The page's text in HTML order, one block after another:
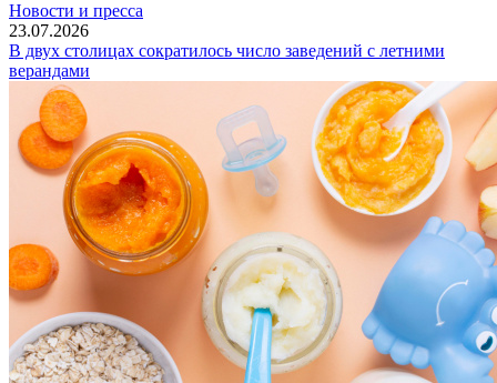
Новости и пресса
23.07.2026
В двух столицах сократилось число заведений с летними
верандами